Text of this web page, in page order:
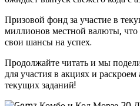
Призовой фонд за участие в
миллионов местной валюты, что
свои шансы на успех.
Продолжайте читать и мы
для участия в акциях и
текущих заданий!